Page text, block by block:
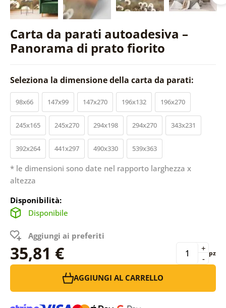
Carta da parati autoadesiva –
Panorama di prato fiorito
Seleziona la dimensione della carta da parati:
98x66 147x99 147x270 196x132 196x270
245x165 245x270 294x198 294x270 343x231
392x264 441x297 490x330 539x363
* le dimensioni sono date nel rapporto larghezza x
altezza
Disponibilità:
Disponibile
Aggiungi ai preferiti
35,81 € -
+ pz
AGGIUNGI AL CARRELLO